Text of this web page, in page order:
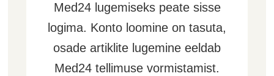
Med24 lugemiseks peate sisse
logima. Konto loomine on tasuta,
osade artiklite lugemine eeldab
Med24 tellimuse vormistamist.